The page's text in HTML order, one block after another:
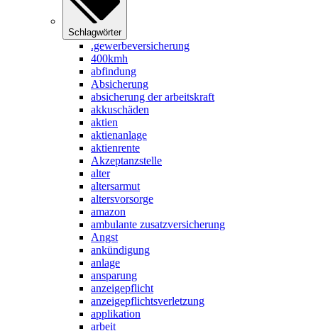
Schlagwörter
.gewerbeversicherung
400kmh
abfindung
Absicherung
absicherung der arbeitskraft
akkuschäden
aktien
aktienanlage
aktienrente
Akzeptanzstelle
alter
altersarmut
altersvorsorge
amazon
ambulante zusatzversicherung
Angst
ankündigung
anlage
ansparung
anzeigepflicht
anzeigepflichtsverletzung
applikation
arbeit